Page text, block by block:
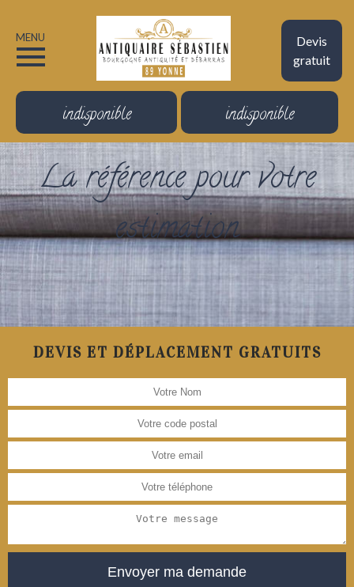
Devis
gratuit
MENU
indisponible indisponible
La référence pour votre
estimation
DEVIS ET DÉPLACEMENT GRATUITS